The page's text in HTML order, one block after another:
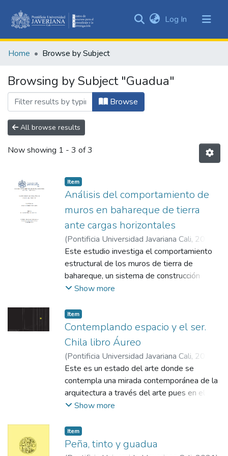
&
All of DSpace
Log In (current)
Home Browse by Subject
Browsing by Subject "Guadua"
Browse
All browse results
Now showing 1 - 3 of 3
Item
Análisis del comportamiento de
muros en bahareque de tierra
ante cargas horizontales
(Pontificia Universidad Javariana Cali, 2024
Cristancho Barrios, Karol Julieth;Otálvaro
Calle, Iván Fernando
Este estudio investiga el comportamiento
estructural de los muros de tierra de
bahareque, un sistema de construcción
tradicional de Colombia, específicamente
departamento del Valle del Cauca, municipio
de Jamundí, comunidad La Estrella. Los
muros de bahareque, compuestos por
guadua o marcos de madera rellenos con
mezclas de tierra, han demostrado una
considerable resiliencia en zonas sísmicas
debido a su naturaleza liviana y flexible. A
pesar de su uso generalizado en estas
comunidades, existen datos científicos
cargas horizontales cíclicas en el plano. Esta
investigación busca bordar esta brecha
Show more
Item
Contemplando espacio y el ser.
Chila libro Áureo
(Pontificia Universidad Javariana Cali, 2024
Beltrán Piñeros, Jhunnior;Vergara Zambrano,
Liliana María
Este es un estado del arte donde se
contempla una mirada contemporánea de la
arquitectura a través del arte pues en el
hecho arquitectónico se habla de plasmar la
llegar a este se debe tener en cuenta que
el espacio no solo se mide por sus
Show more
Item
Peña, tinto y guadua